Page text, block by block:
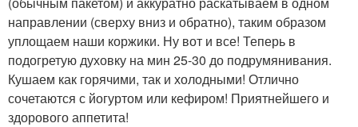
направлении (сверху вниз и обратно), таким образом
уплощаем наши коржики. Ну вот и все! Теперь в
подогретую духовку на мин 25-30 до подрумянивания.
Кушаем как горячими, так и холодными! Отлично
сочетаются с йогуртом или кефиром! Приятнейшего и
здорового аппетита!